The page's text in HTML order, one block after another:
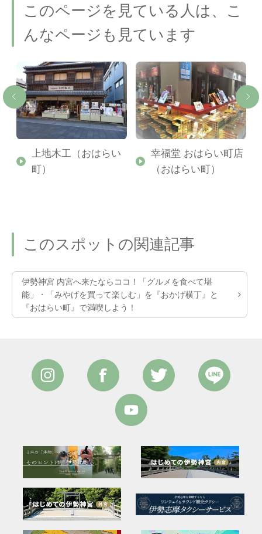
このページを見ている人は、こ
んなページも見ています
上地木工（おはらい
町）
幸福堂 おはらい町店
（おはらい町）
このスポットの関連記事
伊勢神宮 内宮へ来たならココ！「グルメを食べて堪
能」・「みやげを買って楽しむ」を『おかげ横丁』と
『おはらい町』で満喫しよう！